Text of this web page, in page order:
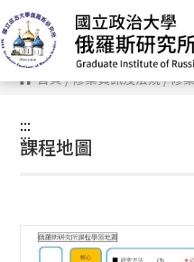
跳
到
主
要
內
容 首頁/修業資訊及法規/修
:::
:::
課程地圖